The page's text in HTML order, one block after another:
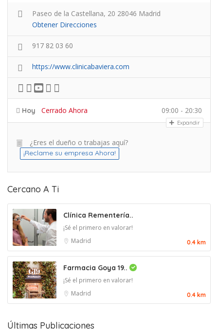
Paseo de la Castellana, 20 28046 Madrid
Obtener Direcciones
917 82 03 60
https://www.clinicabaviera.com
Hoy Cerrado Ahora 09:00 - 20:30
Expandir
¿Eres el dueño o trabajas aquí?
¡Reclame su empresa Ahora!
Cercano A Ti
Clínica Rementería..
¡Sé el primero en valorar!
Madrid
0.4 km
Farmacia Goya 19..
¡Sé el primero en valorar!
Madrid
0.4 km
Últimas Publicaciones